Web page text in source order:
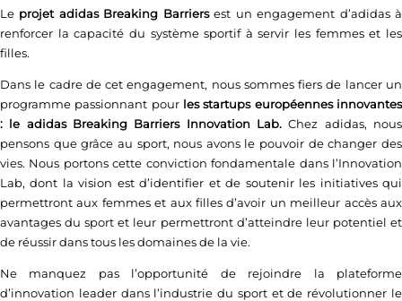
Le projet adidas Breaking Barriersest un engagement d’adidas à
renforcer la capacité du système sportif à servir les femmes et les
filles.
Dans le cadre de cet engagement, nous sommes fiers de lancer un
programme passionnant pour les startups européennes innovantes
: le adidas Breaking Barriers Innovation Lab.Chez adidas, nous
pensons que grâce au sport, nous avons le pouvoir de changer des
vies. Nous portons cette conviction fondamentale dans l’Innovation
Lab, dont la vision est d’identifier et de soutenir les initiatives qui
permettront aux femmes et aux filles d’avoir un meilleur accès aux
avantages du sport et leur permettront d’atteindre leur potentiel et
de réussir dans tous les domaines de la vie.
Ne manquez pas l’opportunité de rejoindre la plateforme
d’innovation leader dans l’industrie du sport et de révolutionner le